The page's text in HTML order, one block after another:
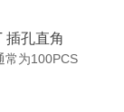
插孔直角
常为100PCS